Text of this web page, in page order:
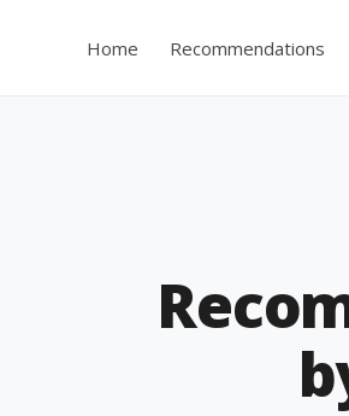
Home Recommendations